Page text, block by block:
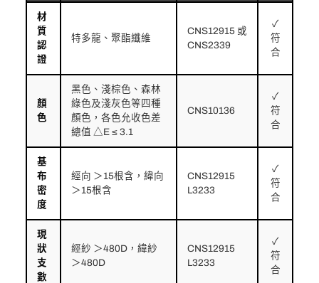
材
質
認
證
特多龍、聚酯纖維
CNS12915 或
CNS2339
✓
符
合
顏
色
黑色、淺棕色、森林
綠色及淺灰色等四種
顏色，各色允收色差
總值 △E ≤ 3.1
CNS10136
✓
符
合
基
布
密
度
經向 ＞15根含，緯向
＞15根含
CNS12915
L3233
✓
符
合
現
狀
支
數
經紗 ＞480D，緯紗
＞480D
CNS12915
L3233
✓
符
合